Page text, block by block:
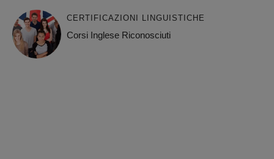
CERTIFICAZIONI LINGUISTICHE
Corsi Inglese Riconosciuti